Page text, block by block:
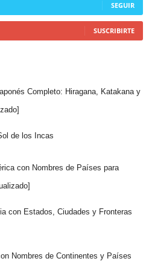
SEGUIR
SUSCRIBIRTE
Completo: Hiragana, Katakana y
de los Incas
con Nombres de Países para
con Estados, Ciudades y Fronteras
Nombres de Continentes y Países